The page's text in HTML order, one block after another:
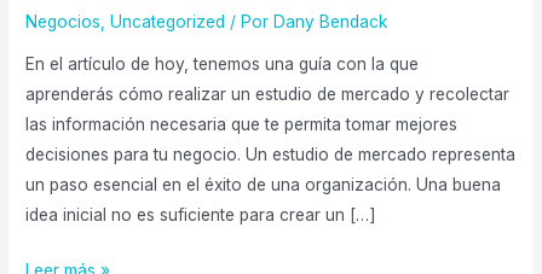
Negocios ,Uncategorized / PorDany Bendack
En el artículo de hoy, tenemos una guía con la que
aprenderás cómo realizar un estudio de mercado y recolectar
las información necesaria que te permita tomar mejores
decisiones para tu negocio. Un estudio de mercado representa
un paso esencial en el éxito de una organización. Una buena
idea inicial no es suficiente para crear un […]
Leer más »